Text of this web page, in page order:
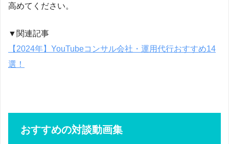
高めてください。
▼関連記事
【2024年】YouTubeコンサル会社・運用代行おすすめ14
選！
おすすめの対談動画集